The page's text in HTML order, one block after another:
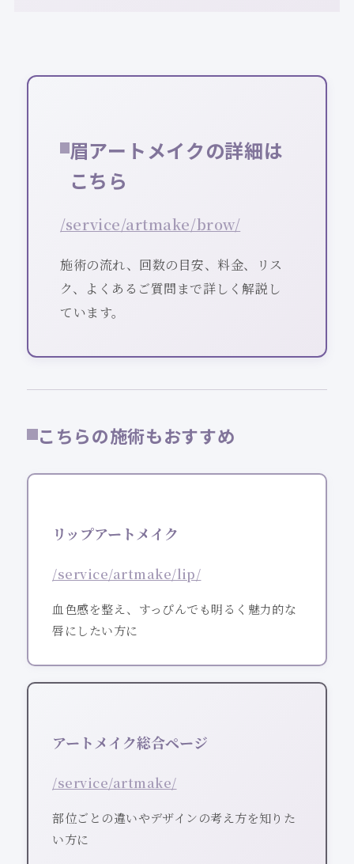
眉アートメイクの詳細は
こちら
/service/artmake/brow/
施術の流れ、回数の目安、料金、リス
ク、よくあるご質問まで詳しく解説し
ています。
こちらの施術もおすすめ
リップアートメイク
/service/artmake/lip/
血色感を整え、すっぴんでも明るく魅力的な
唇にしたい方に
アートメイク総合ページ
/service/artmake/
部位ごとの違いやデザインの考え方を知りた
い方に